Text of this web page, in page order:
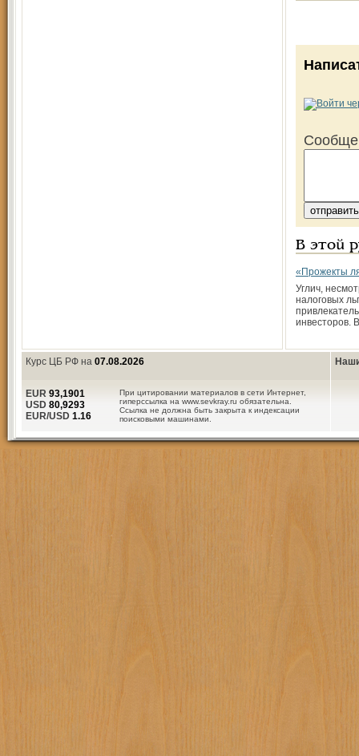
В этой
«Прожекты
Углич,
налоговых
инвесторов.
Курс ЦБ РФ на 07.08.2026
При цитировании материалов в сети Интернет,
гиперссылка на www.sevkray.ru обязательна.
Ссылка не должна быть закрыта к индексации
поисковыми машинами.
EUR 93,1901
USD 80,9293
EUR/USD 1.16